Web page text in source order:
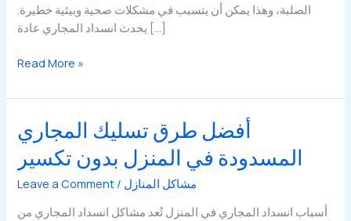
الصلبة، وهذا يمكن أن يتسبب في مشكلات صحية وبيئية خطيرة.
يحدث انسداد المجاري عادة […]
الفرق
تسليك
بالطرق
التقليدية
والأجهزة
الحديثة
Read More »
أفضل طرق تسليك المجاري
المسدودة في المنزل بدون تكسير
Leave a Comment / مشاكل المنازل
أسباب انسداد المجاري في المنزل تُعد مشاكل انسداد المجاري من